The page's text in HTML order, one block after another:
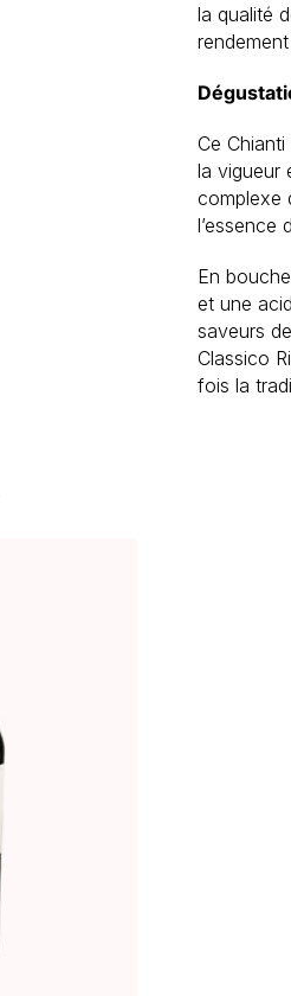
la qualité
Ce
la vigueur
complexe
l’essence
En
et une
saveurs
Classico
fois la